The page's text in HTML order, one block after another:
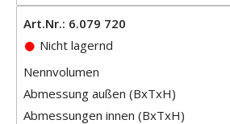
Art.Nr.: 6.079 720
Nicht lagernd
Nennvolumen
Abmessung außen (BxTxH)
Abmessungen innen (BxTxH)